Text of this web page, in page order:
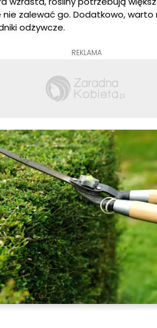
zalewać go. Dodatkowo, warto
odżywcze.
REKLAMA